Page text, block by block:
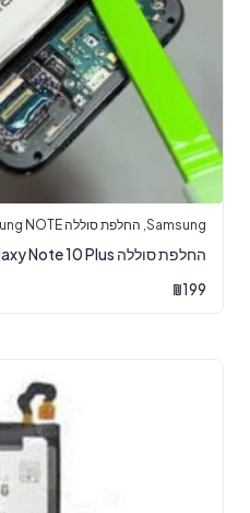
Samsung
, החלפת סוללה Samsung NOTE
‏החלפת סוללה Samsung Galaxy Note 10 Plus סמסונג
₪199